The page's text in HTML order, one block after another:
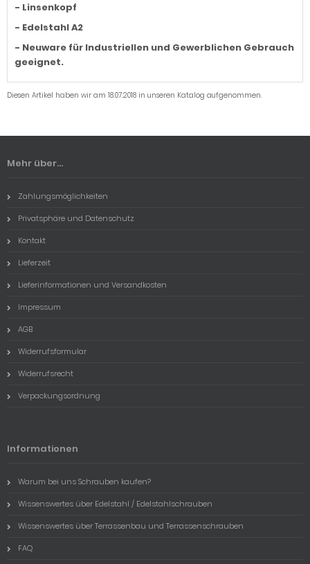
- Linsenkopf
- Edelstahl A2
- Neuware für Industriellen und Gewerblichen Gebrauch
geeignet.
Diesen Artikel haben wir am 18.07.2018 in unseren Katalog aufgenommen.
Mehr über...
Zahlungsmöglichkeiten
Privatsphäre und Datenschutz
Kontakt
Lieferzeit
Lieferinformationen und Versandkosten
Impressum
AGB
Widerrufsformular
Widerrufsrecht
Verpackungsordnung
Informationen
Warum bei uns Schrauben kaufen?
Wissenswertes über Edelstahl / Edelstahlschrauben
Wissenswertes über Terrassenbau und Terrassenschrauben
FAQ